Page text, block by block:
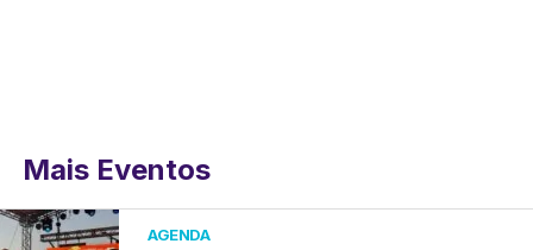
Mais Eventos
AGENDA